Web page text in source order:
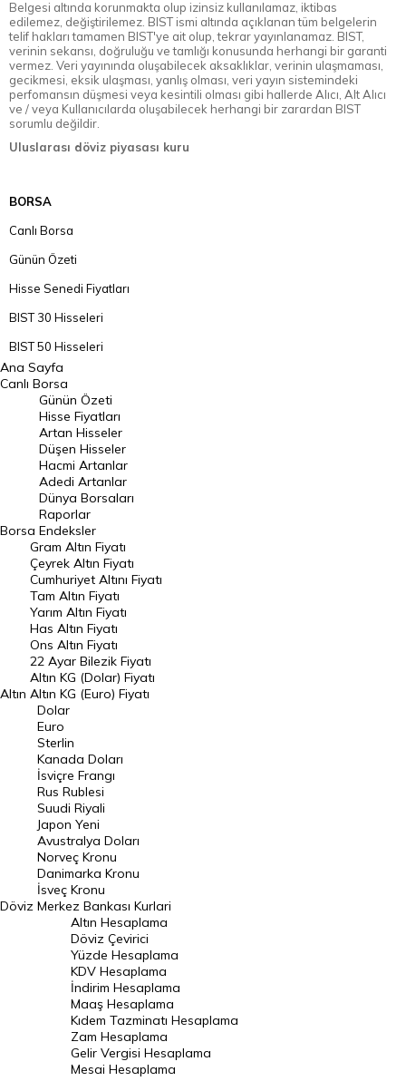
Belgesi altında korunmakta olup izinsiz kullanılamaz, iktibas
edilemez, değiştirilemez. BIST ismi altında açıklanan tüm belgelerin
telif hakları tamamen BIST'ye ait olup, tekrar yayınlanamaz. BIST,
verinin sekansı, doğruluğu ve tamlığı konusunda herhangi bir garanti
vermez. Veri yayınında oluşabilecek aksaklıklar, verinin ulaşmaması,
gecikmesi, eksik ulaşması, yanlış olması, veri yayın sistemindeki
perfomansın düşmesi veya kesintili olması gibi hallerde Alıcı, Alt Alıcı
ve / veya Kullanıcılarda oluşabilecek herhangi bir zarardan BIST
sorumlu değildir.
Uluslarası döviz piyasası kuru
BORSA
Canlı Borsa
Günün Özeti
Hisse Senedi Fiyatları
BIST 30 Hisseleri
BIST 50 Hisseleri
BIST 100 Hisseleri
En Çok Artan Hisseler
En Çok Düşen Hisseler
Hacmi Artanlar
Geçmiş Kapanışlar
Dünya Borsaları
Raporlar
Endeksler
DÖVİZ
Döviz Kuru
Dolar Kuru
Euro Kuru
Pound Kuru
Frank Kuru
Riyal Kuru
Avustralya Doları
Danimarka Kronu Kuru
Kanada Doları Kuru
Norveç Kronu Kuru
İsveç Kronu Kuru
Japon Yeni Kuru
Serbest Piyasa Döviz Kurları
Merkez Bankası Döviz Kurları
Ana Sayfa
Canlı Borsa
Borsa
Günün Özeti
Hisse Fiyatları
Artan Hisseler
Düşen Hisseler
Hacmi Artanlar
Adedi Artanlar
Dünya Borsaları
Raporlar
Endeksler
Altın
Gram Altın Fiyatı
Çeyrek Altın Fiyatı
Cumhuriyet Altını Fiyatı
Tam Altın Fiyatı
Yarım Altın Fiyatı
Has Altın Fiyatı
Ons Altın Fiyatı
22 Ayar Bilezik Fiyatı
Altın KG (Dolar) Fiyatı
Altın KG (Euro) Fiyatı
Döviz
Dolar
Euro
Sterlin
Kanada Doları
İsviçre Frangı
Rus Rublesi
Suudi Riyali
Japon Yeni
Avustralya Doları
Norveç Kronu
Danimarka Kronu
İsveç Kronu
Merkez Bankası Kurlari
Altın Hesaplama
Döviz Çevirici
Yüzde Hesaplama
KDV Hesaplama
İndirim Hesaplama
Maaş Hesaplama
Kıdem Tazminatı Hesaplama
Zam Hesaplama
Gelir Vergisi Hesaplama
Mesai Hesaplama